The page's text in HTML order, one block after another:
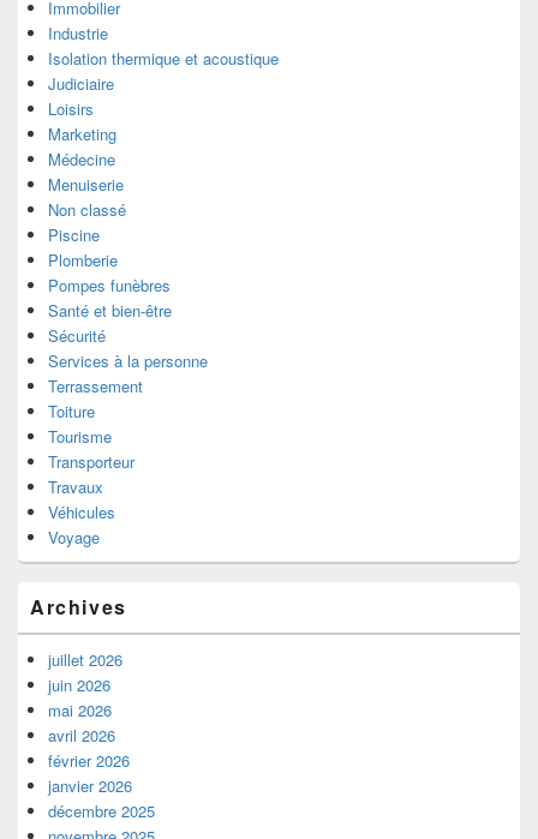
Immobilier
Industrie
Isolation thermique et acoustique
Judiciaire
Loisirs
Marketing
Médecine
Menuiserie
Non classé
Piscine
Plomberie
Pompes funèbres
Santé et bien-être
Sécurité
Services à la personne
Terrassement
Toiture
Tourisme
Transporteur
Travaux
Véhicules
Voyage
Archives
juillet 2026
juin 2026
mai 2026
avril 2026
février 2026
janvier 2026
décembre 2025